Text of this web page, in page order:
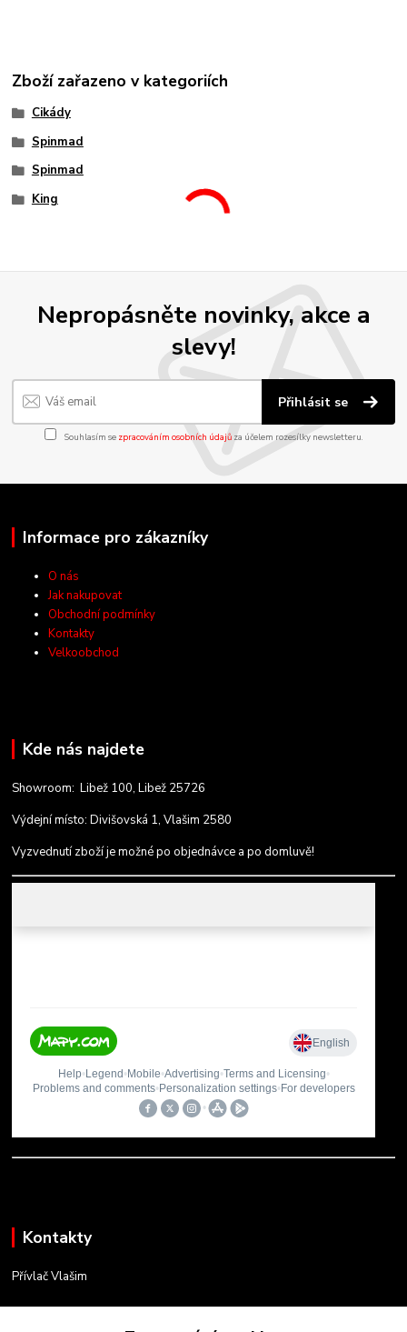
Zboží zařazeno v kategoriích
Cikády
Spinmad
Spinmad
King
Nepropásněte novinky, akce a
slevy!
Přihlásit se
Souhlasím se zpracováním osobních údajůza účelem rozesílky newsletteru.
Informace pro zákazníky
O nás
Jak nakupovat
Obchodní podmínky
Kontakty
Velkoobchod
Kde nás najdete
Showroom: Libež 100, Libež 25726
Výdejní místo: Divišovská 1, Vlašim 2580
Vyzvednutí zboží je možné po objednávce a po domluvě!
Kontakty
Přívlač Vlašim